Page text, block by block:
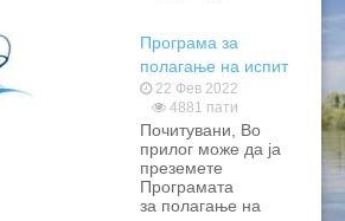
Програма за
полагање на испит
за спортско-
риболовни судии
22 Фев 2022
4881 пати
Почитувани, Во
прилог може да ја
преземете
Програмата
за полагање на